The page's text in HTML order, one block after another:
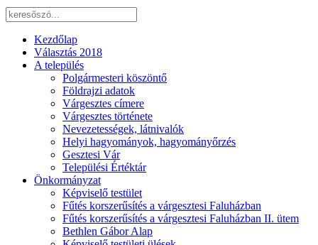
Kezdőlap
Választás 2018
A település
Polgármesteri köszöntő
Földrajzi adatok
Várgesztes címere
Várgesztes története
Nevezetességek, látnivalók
Helyi hagyományok, hagyományőrzés
Gesztesi Vár
Települési Értéktár
Önkormányzat
Képviselő testület
Fűtés korszerűsítés a várgesztesi Faluházban
Fűtés korszerűsítés a várgesztesi Faluházban II. ütem
Bethlen Gábor Alap